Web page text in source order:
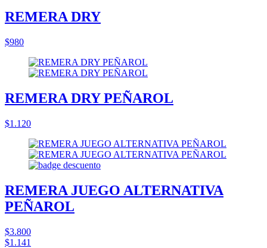
REMERA DRY
$980
REMERA DRY PEÑAROL
$1.120
REMERA JUEGO ALTERNATIVA
PEÑAROL
$3.800
$1.141